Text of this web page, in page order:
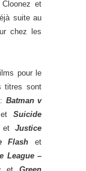
et
suite au
chez les
pour le
titres sont
Batman v
Suicide
etJustice
Flash et
League –